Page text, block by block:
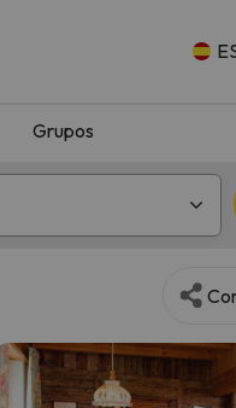
Grupos